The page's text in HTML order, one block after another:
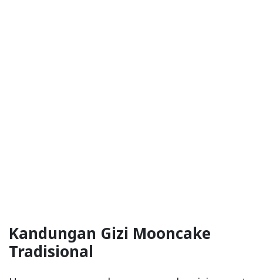
Kandungan Gizi Mooncake
Tradisional